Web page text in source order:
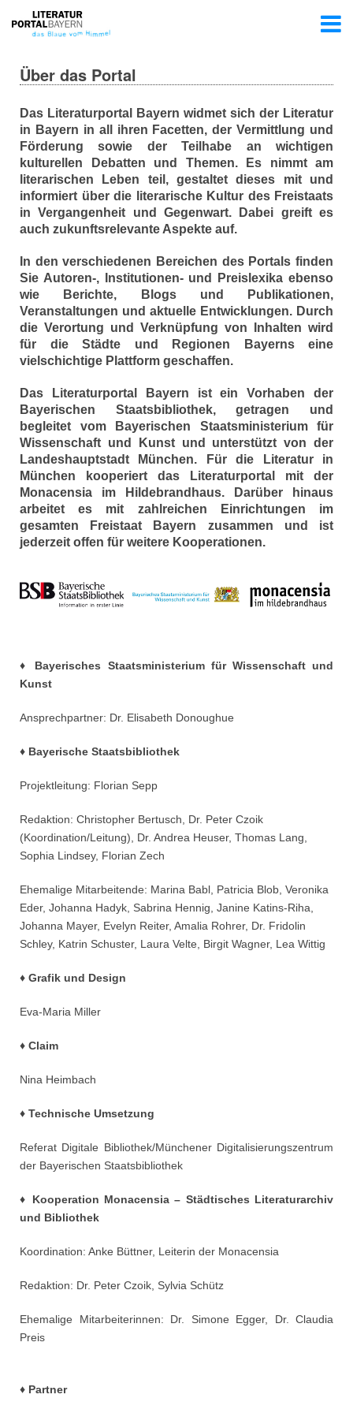
Über das Portal
Das Literaturportal Bayern widmet sich der Literatur
in Bayern in all ihren Facetten, der Vermittlung und
Förderung sowie der Teilhabe an wichtigen
kulturellen Debatten und Themen. Es nimmt am
literarischen Leben teil, gestaltet dieses mit und
informiert über die literarische Kultur des Freistaats
in Vergangenheit und Gegenwart. Dabei greift es
auch zukunftsrelevante Aspekte auf.
In den verschiedenen Bereichen des Portals finden
Sie Autoren-, Institutionen- und Preislexika ebenso
wie Berichte, Blogs und Publikationen,
Veranstaltungen und aktuelle Entwicklungen. Durch
die Verortung und Verknüpfung von Inhalten wird
für die Städte und Regionen Bayerns eine
vielschichtige Plattform geschaffen.
Das Literaturportal Bayern ist ein Vorhaben der
Bayerischen Staatsbibliothek, getragen und
begleitet vom Bayerischen Staatsministerium für
Wissenschaft und Kunst und unterstützt von der
Landeshauptstadt München. Für die Literatur in
München kooperiert das Literaturportal mit der
Monacensia im Hildebrandhaus. Darüber hinaus
arbeitet es mit zahlreichen Einrichtungen im
gesamten Freistaat Bayern zusammen und ist
jederzeit offen für weitere Kooperationen.
♦ Bayerisches Staatsministerium für Wissenschaft und
Kunst
Ansprechpartner: Dr. Elisabeth Donoughue
♦ Bayerische Staatsbibliothek
Projektleitung: Florian Sepp
Redaktion: Christopher Bertusch, Dr. Peter Czoik
(Koordination/Leitung), Dr. Andrea Heuser, Thomas Lang,
Sophia Lindsey, Florian Zech
Ehemalige Mitarbeitende: Marina Babl, Patricia Blob, Veronika
Eder, Johanna Hadyk, Sabrina Hennig, Janine Katins-Riha,
Johanna Mayer, Evelyn Reiter, Amalia Rohrer, Dr. Fridolin
Schley, Katrin Schuster, Laura Velte, Birgit Wagner, Lea Wittig
♦ Grafik und Design
Eva-Maria Miller
♦ Claim
Nina Heimbach
♦ Technische Umsetzung
Referat Digitale Bibliothek/Münchener Digitalisierungszentrum
der Bayerischen Staatsbibliothek
♦ Kooperation Monacensia – Städtisches Literaturarchiv
und Bibliothek
Koordination: Anke Büttner, Leiterin der Monacensia
Redaktion: Dr. Peter Czoik, Sylvia Schütz
Ehemalige Mitarbeiterinnen: Dr. Simone Egger, Dr. Claudia
Preis
♦ Partner